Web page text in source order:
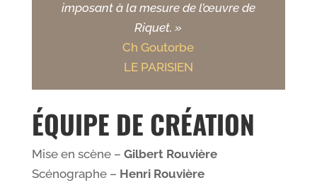
imposant à la mesure de l’œuvre de
Riquet. »
Ch Goutorbe
LE PARISIEN
ÉQUIPE DE CRÉATION
Mise en scène – Gilbert Rouvière
Scénographe – Henri Rouvière